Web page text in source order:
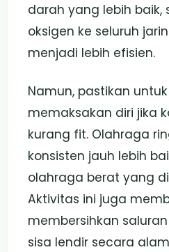
darah yang lebih baik,
oksigen ke seluruh
menjadi lebih efisien.
Namun, pastikan
memaksakan diri jika
kurang fit. Olahraga
konsisten jauh lebih
olahraga berat yang
Aktivitas ini juga
membersihkan
sisa lendir secara